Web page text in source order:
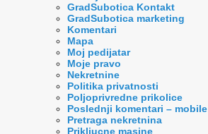
GradSubotica Kontakt
GradSubotica marketing
Komentari
Mapa
Moj pedijatar
Moje pravo
Nekretnine
Politika privatnosti
Poljoprivredne prikolice
Poslednji komentari – mobile
Pretraga nekretnina
Prikljucne masine